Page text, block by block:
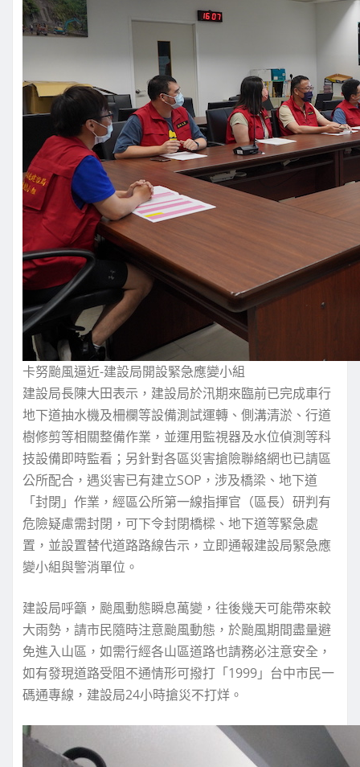
卡努颱風逼近-建設局開設緊急應變小組
建設局長陳大田表示，建設局於汛期來臨前已完成車行
地下道抽水機及柵欄等設備測試運轉、側溝清淤、行道
樹修剪等相關整備作業，並運用監視器及水位偵測等科
技設備即時監看；另針對各區災害搶險聯絡網也已請區
公所配合，遇災害已有建立SOP，涉及橋梁、地下道
「封閉」作業，經區公所第一線指揮官（區長）研判有
危險疑慮需封閉，可下令封閉橋樑、地下道等緊急處
置，並設置替代道路路線告示，立即通報建設局緊急應
變小組與警消單位。
建設局呼籲，颱風動態瞬息萬變，往後幾天可能帶來較
大雨勢，請市民隨時注意颱風動態，於颱風期間盡量避
免進入山區，如需行經各山區道路也請務必注意安全，
如有發現道路受阻不通情形可撥打「1999」台中市民一
碼通專線，建設局24小時搶災不打烊。